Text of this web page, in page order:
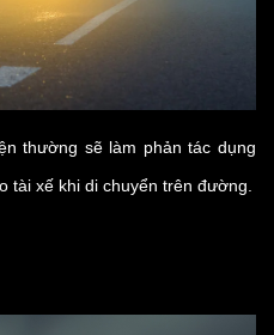
thường sẽ làm phản tác dụng
tài xế khi di chuyển trên đường.